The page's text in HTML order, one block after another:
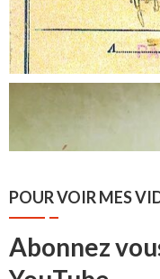
POUR VOIR MES
Abonnez